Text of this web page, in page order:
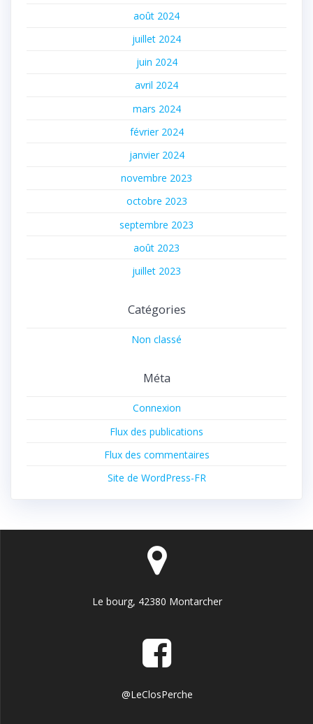
août 2024
juillet 2024
juin 2024
avril 2024
mars 2024
février 2024
janvier 2024
novembre 2023
octobre 2023
septembre 2023
août 2023
juillet 2023
Catégories
Non classé
Méta
Connexion
Flux des publications
Flux des commentaires
Site de WordPress-FR
Le bourg, 42380 Montarcher
@LeClosPerche